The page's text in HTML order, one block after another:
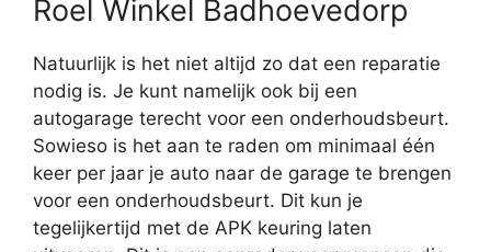
Roel Winkel Badhoevedorp
Natuurlijk is het niet altijd zo dat een reparatie
nodig is. Je kunt namelijk ook bij een
autogarage terecht voor een onderhoudsbeurt.
Sowieso is het aan te raden om minimaal één
keer per jaar je auto naar de garage te brengen
voor een onderhoudsbeurt. Dit kun je
tegelijkertijd met de APK keuring laten